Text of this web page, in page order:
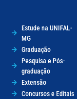
Estude na UNIFAL-
MG
Graduação
Pesquisa e Pós-
graduação
Extensão
Concursos e Editais